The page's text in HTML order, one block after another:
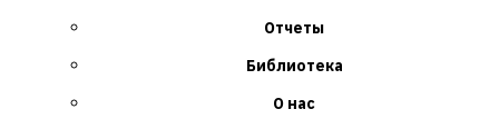
Отчеты
Библиотека
О нас